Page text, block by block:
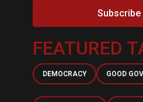
Subscribe
FEATURED
DEMOCRACY GOOD